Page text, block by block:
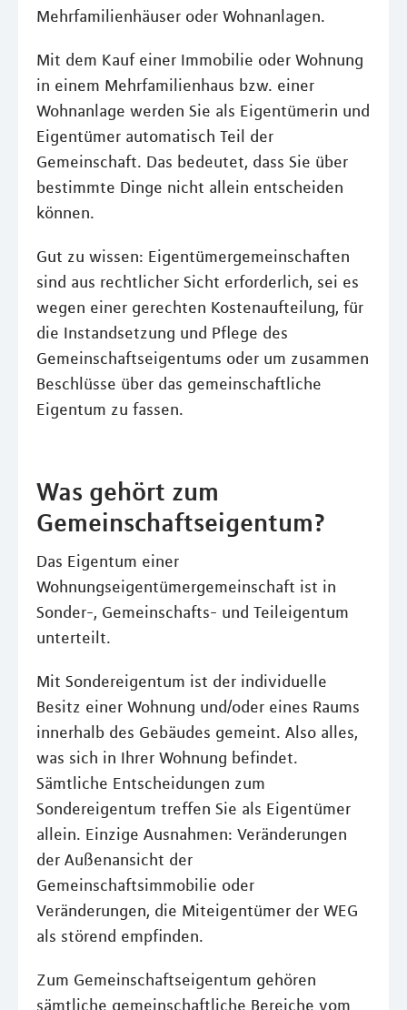
Mehrfamilienhäuser oder Wohnanlagen.
Mit dem Kauf einer Immobilie oder Wohnung
in einem Mehrfamilienhaus bzw. einer
Wohnanlage werden Sie als Eigentümerin und
Eigentümer automatisch Teil der
Gemeinschaft. Das bedeutet, dass Sie über
bestimmte Dinge nicht allein entscheiden
können.
Gut zu wissen: Eigentümergemeinschaften
sind aus rechtlicher Sicht erforderlich, sei es
wegen einer gerechten Kostenaufteilung, für
die Instandsetzung und Pflege des
Gemeinschaftseigentums oder um zusammen
Beschlüsse über das gemeinschaftliche
Eigentum zu fassen.
Was gehört zum
Gemeinschaftseigentum?
Das Eigentum einer
Wohnungseigentümergemeinschaft ist in
Sonder-, Gemeinschafts- und Teileigentum
unterteilt.
Mit Sondereigentum ist der individuelle
Besitz einer Wohnung und/oder eines Raums
innerhalb des Gebäudes gemeint. Also alles,
was sich in Ihrer Wohnung befindet.
Sämtliche Entscheidungen zum
Sondereigentum treffen Sie als Eigentümer
allein. Einzige Ausnahmen: Veränderungen
der Außenansicht der
Gemeinschaftsimmobilie oder
Veränderungen, die Miteigentümer der WEG
als störend empfinden.
Zum Gemeinschaftseigentum gehören
sämtliche gemeinschaftliche Bereiche vom